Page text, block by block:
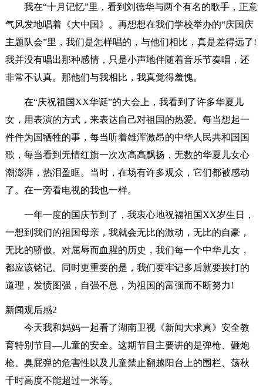
我在“十月记忆”里，看到刘德华与两个有名的歌手，正意
气风发地唱着《大中国》。再想想在我们学校举办的“庆国庆
主题队会”里，我们是怎样唱的，与他们相比，真是差得远了!
我并没有唱出那种感情，只是小声地伴随着音乐节奏唱，还
非常不认真。那他们与我相比，我真觉得羞愧。
在“庆祝祖国XX华诞”的大会上，我看到了许多华夏儿
女，用表演的方式，来表达自己对祖国的热爱。每当想起一
件件为国牺牲的事，每当听着雄浑激昂的中华人民共和国国
歌，每当看到无情红旗一次次高高飘扬，无数的华夏儿女心
潮澎湃，热泪盈眶。当时，在场有许多观众，它们都被感动
了。在一旁看电视的我也一样。
一年一度的国庆节到了，我衷心地祝福祖国XX岁生日，
一想到我们的祖国母亲，我就会无比的激动，无比的自豪，
无比的骄傲。对屈辱而血腥的历史，我们每一个中华儿女，
都应该铭记。同时更重要的是，我们要牢记多后就要挨打的
道理，发愤图强，自强不息，为祖国的富强而不断努力!
新闻观后感2
今天我和妈妈一起看了湖南卫视《新闻大求真》安全教
育特别节目—儿童的安全。这期节目主要讲的是弹枪、砸炮
枪、臭屁弹的危害性以及儿童禁止翻越阳台上的围栏、荡秋
千时高度不能超过一米等。